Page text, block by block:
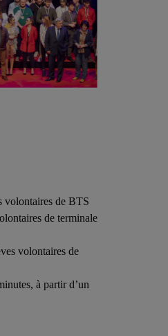
volontaires de BTS
de terminale
volontaires de
à partir d’un